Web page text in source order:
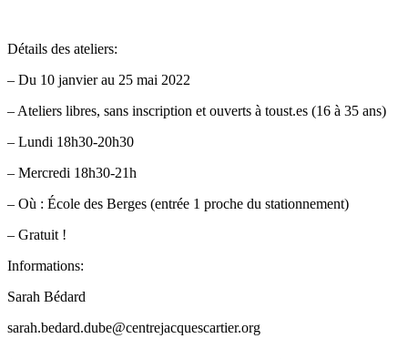
Détails des ateliers:
– Du 10 janvier au 25 mai 2022
– Ateliers libres, sans inscription et ouverts à toust.es (16 à 35 ans)
– Lundi 18h30-20h30
– Mercredi 18h30-21h
– Où : École des Berges (entrée 1 proche du stationnement)
– Gratuit !
Informations:
Sarah Bédard
sarah.bedard.dube@centrejacquescartier.org